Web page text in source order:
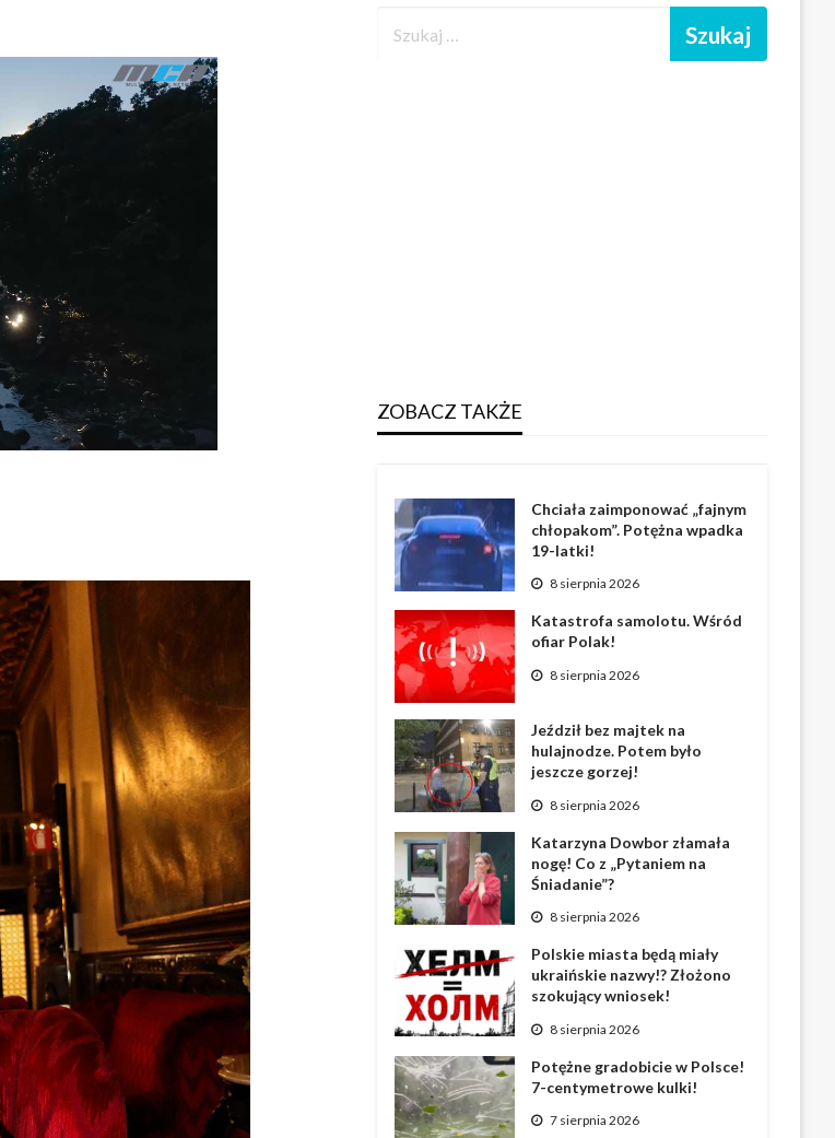
ZOBACZ TAKŻE
Chciała zaimponować „fajnym
chłopakom”. Potężna wpadka
19-latki!
8 sierpnia 2026
Katastrofa samolotu. Wśród
ofiar Polak!
8 sierpnia 2026
Jeździł bez majtek na
hulajnodze. Potem było
jeszcze gorzej!
8 sierpnia 2026
Katarzyna Dowbor złamała
nogę! Co z „Pytaniem na
Śniadanie”?
8 sierpnia 2026
Polskie miasta będą miały
ukraińskie nazwy!? Złożono
szokujący wniosek!
8 sierpnia 2026
Potężne gradobicie w Polsce!
7-centymetrowe kulki!
7 sierpnia 2026